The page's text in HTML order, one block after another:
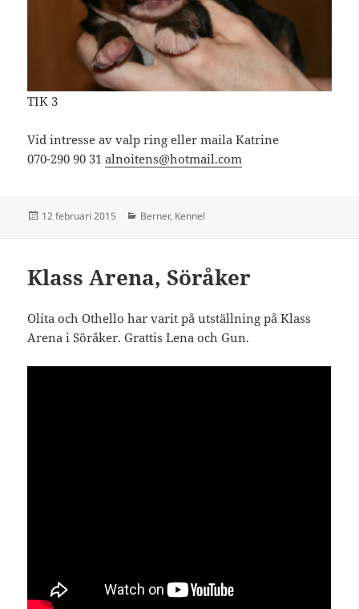
TIK 3
Vid intresse av valp ring eller maila Katrine
070-290 90 31alnoitens@hotmail.com
Postat
12 februari 2015 Kategorier
Berner, Kennel
Klass Arena, Söråker
Olita och Othello har varit på utställning på Klass
Arena i Söråker. Grattis Lena och Gun.